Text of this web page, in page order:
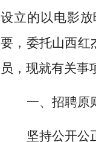
设立的 以电影
要， 委托山西红
员 ， 现就有关事
一、招聘原
坚持公开公